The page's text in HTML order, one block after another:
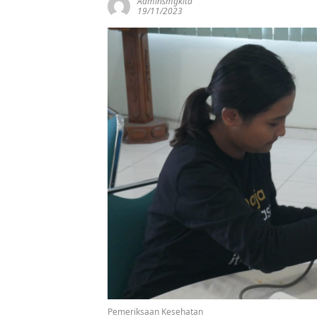
19/11/2023
Pemeriksaan Kesehatan